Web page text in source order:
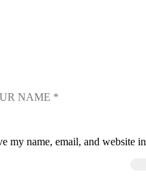
my name, email, and website